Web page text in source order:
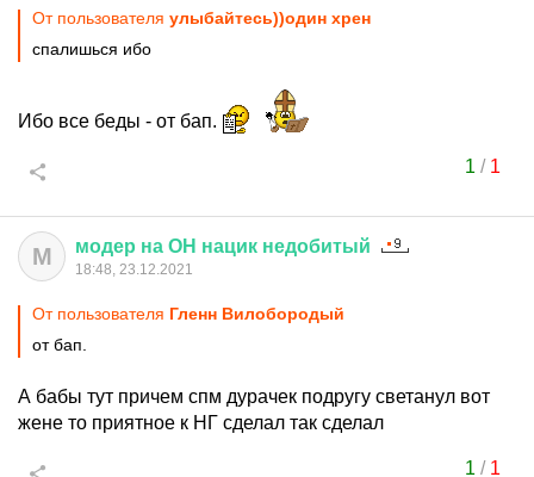
От пользователя улыбайтесь))один хрен
спалишься ибо
Ибо все беды - от бап.
1 / 1
М модер на ОН нацик недобитый
18:48, 23.12.2021
От пользователя Гленн Вилобородый
от бап.
А бабы тут причем спм дурачек подругу светанул вот
жене то приятное к НГ сделал так сделал
1 / 1